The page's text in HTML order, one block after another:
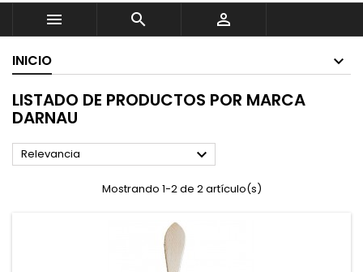
  
INICIO
LISTADO DE PRODUCTOS POR MARCA
DARNAU
Relevancia 
Mostrando 1-2 de 2 artículo(s)